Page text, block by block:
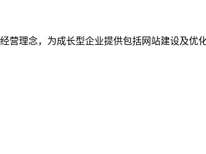
营理念，为成长型企业提供包括网站建设及优